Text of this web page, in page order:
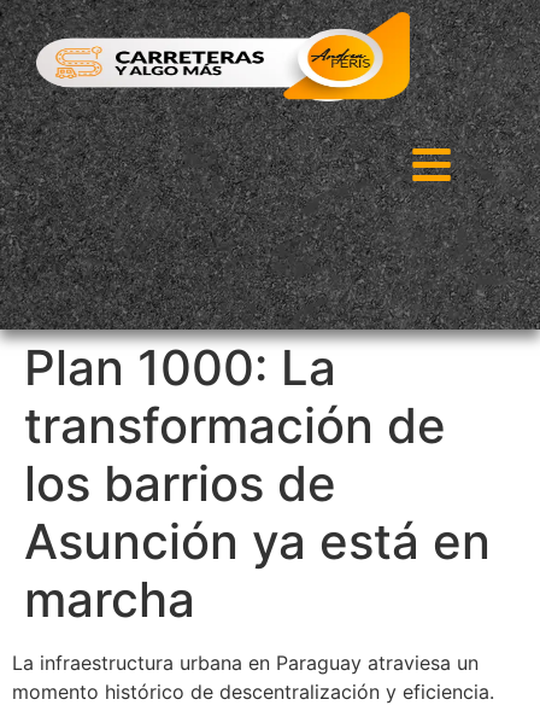
Plan 1000: La
transformación de
los barrios de
Asunción ya está en
marcha
La infraestructura urbana en Paraguay atraviesa un
momento histórico de descentralización y eficiencia.